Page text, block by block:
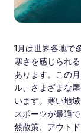
1月は世界各地で
寒さを感じられ
あります。この
ル、さまざまな
います。寒い地
スポーツが最適
然散策、アウト